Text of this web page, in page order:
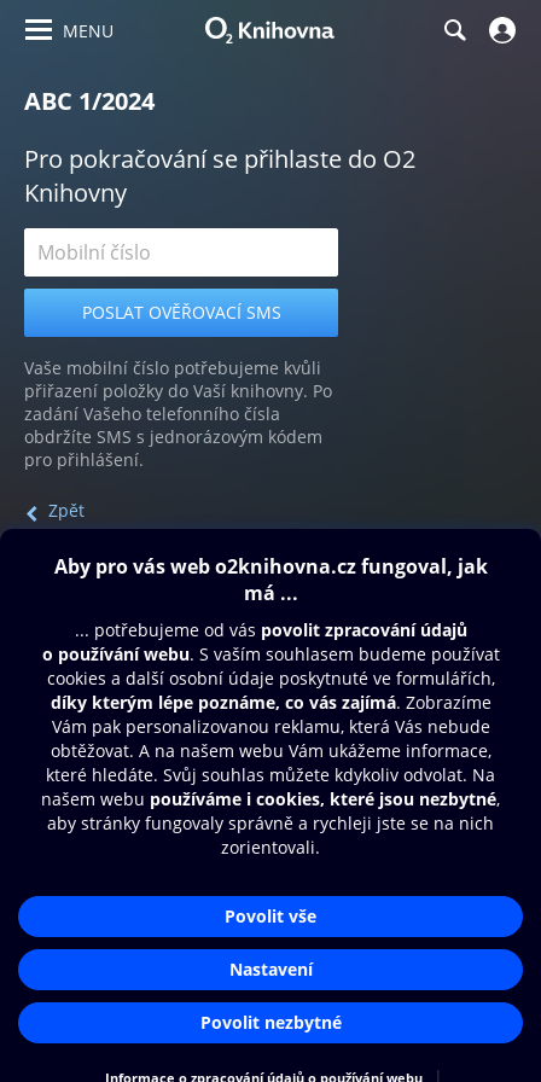
MENU
ABC 1/2024
Pro pokračování se přihlaste do O2
Knihovny
Vaše mobilní číslo potřebujeme kvůli
přiřazení položky do Vaší knihovny. Po
zadání Vašeho telefonního čísla
obdržíte SMS s jednorázovým kódem
pro přihlášení.
Zpět
Obsah ke stažení
Moje O2 Knihovna
Další zábava
© O2 Czech Republic a.s.
Přístupnost
Zásady zpracování osobních údajů
Nastavení cookies
Aplikace O2 Knihovna
Čti a poslouchej své e-knihy a
audioknihy rychleji a pohodlněji.